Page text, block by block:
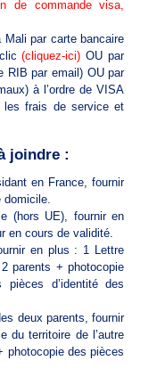
de commande visa,
par carte bancaire
clic(cliquez-ici) OU par
RIB par email) OU par
à l’ordre de VISA
les frais de service et
joindre :
en France, fournir
domicile.
(hors UE), fournir en
en cours de validité.
en plus : 1 Lettre
parents + photocopie
d’identité des
deux parents, fournir
du territoire de l’autre
photocopie des pièces